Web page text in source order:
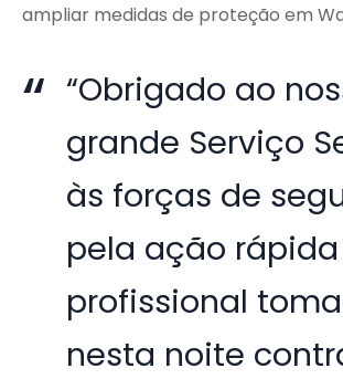
ampliar medidas de proteção em
“Obrigado ao
grande Serviço
às forças de
pela ação
profissional
nesta noite